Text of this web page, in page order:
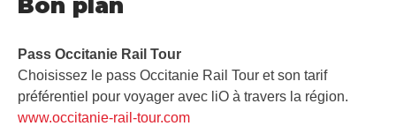
Pass Occitanie Rail Tour​
Choisissez le pass Occitanie Rail Tour et son tarif
préférentiel pour voyager avec liO à travers la région.
www.occitanie-rail-tour.com